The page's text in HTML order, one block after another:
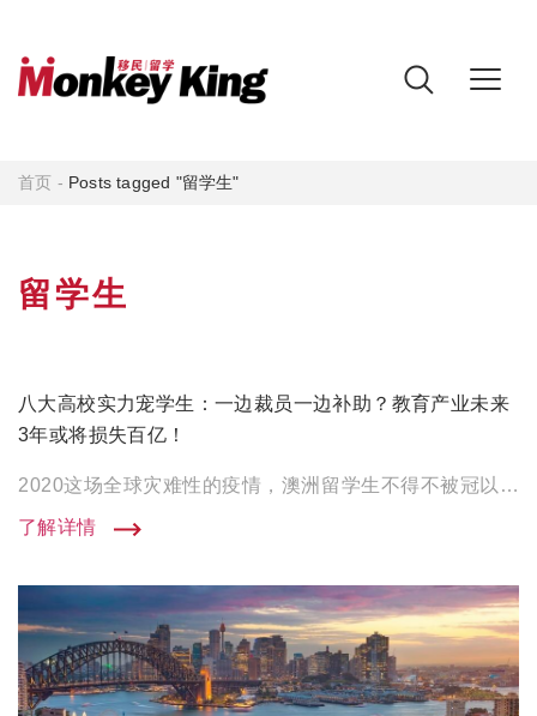
首页 - Posts tagged "留学生"
留学生
八大高校实力宠学生：一边裁员一边补助？教育产业未来
3年或将损失百亿！
2020这场全球灾难性的疫情，澳洲留学生不得不被冠以“最惨一届国际学生”的称号，圣诞时的山火，过年时的新冠，禁 […]
了解详情